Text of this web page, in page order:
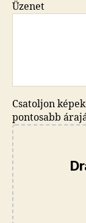
Üzenet
Csatoljon
pontosabb